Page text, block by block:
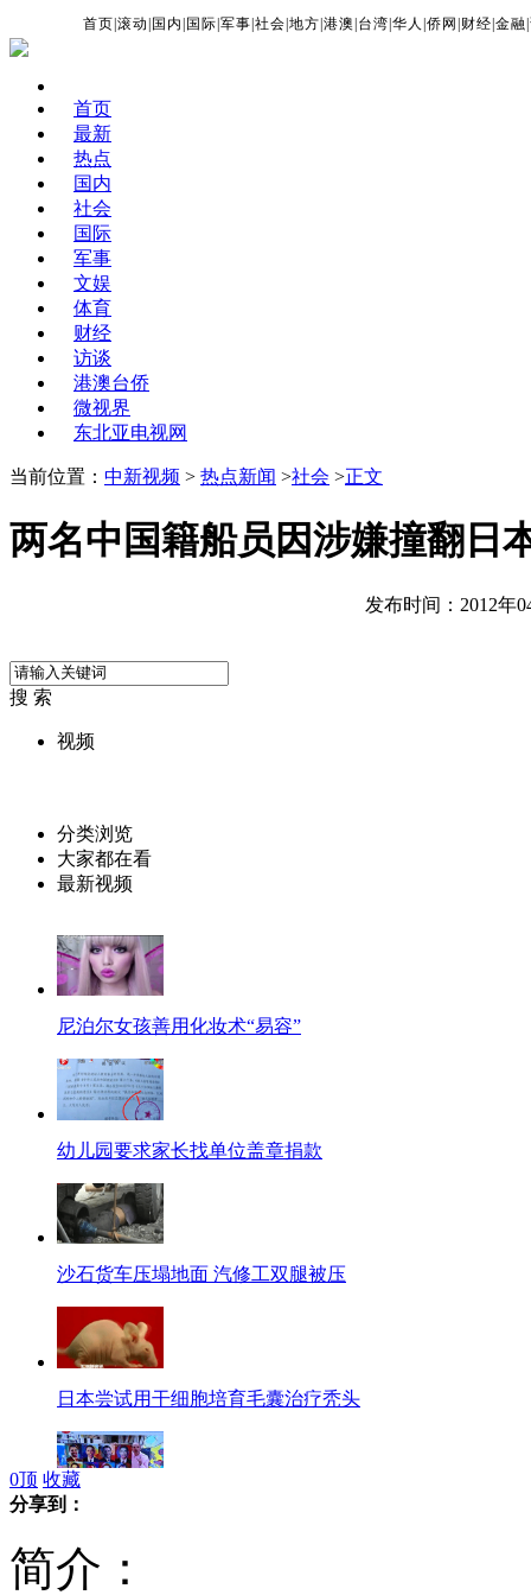
首页 |滚动 国内 国际 |军事 |社会 |地方 |港澳 台湾 |华人 |侨网 财经 |金融 |
首页
最新
热点
国内
社会
国际
军事
文娱
体育
财经
访谈
港澳台侨
微视界
东北亚电视网
当前位置： 中新视频 > 热点新闻 >社会 >正文
两名中国籍船员因涉嫌撞翻日
发布时间：2012年
搜 索
视频
分类浏览
大家都在看
最新视频
尼泊尔女孩善用化妆术“易容”
幼儿园要求家长找单位盖章捐款
沙石货车压塌地面 汽修工双腿被压
日本尝试用干细胞培育毛囊治疗秃头
0顶 收藏
分享到：
简介：